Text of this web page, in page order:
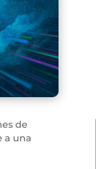
de
a una